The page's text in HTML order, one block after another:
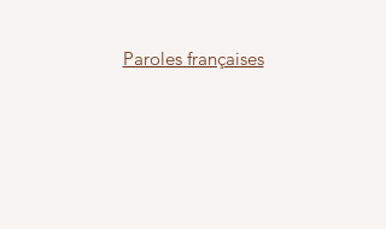
Paroles françaises